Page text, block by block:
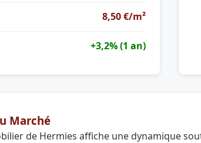
8,50 €/m²
+3,2% (1 an)
Marché
de Hermies affiche une dynamique